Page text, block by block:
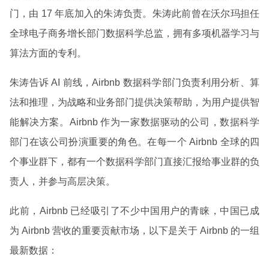
门，由 17 年底加入的朱涛负责。 朱涛此前曾在沃尔玛担任
全球电子商务增长部门数据科学总监，拥有多项机器学习与
算法方面的专利。
朱涛告诉 AI 前线，Airbnb 数据科学部门负责利用分析、算
法和推理，为战略和业务部门提供决策帮助，为用户提供智
能解决方案。Airbnb 作为一家数据驱动的公司，数据科学
部门在该公司扮演重要的角色。在每一个 Airbnb 全球的四
个事业群下，都有一个数据科学部门直接汇报给事业群的负
责人，并参与高层决策。
此前，Airbnb 已经吸引了不少中国用户的青睐，中国已成
为 Airbnb 营收的重要贡献市场，以下是关于 Airbnb 的一组
最新数据：